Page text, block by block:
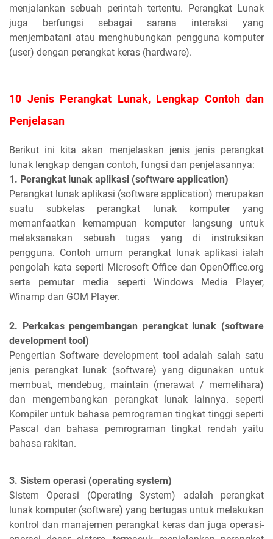
menjalankan sebuah perintah tertentu. Perangkat Lunak
juga berfungsi sebagai sarana interaksi yang
menjembatani atau menghubungkan pengguna komputer
(user) dengan perangkat keras (hardware).
10 Jenis Perangkat Lunak, Lengkap Contoh dan
Penjelasan
Berikut ini kita akan menjelaskan jenis jenis perangkat
lunak lengkap dengan contoh, fungsi dan penjelasannya:
1. Perangkat lunak aplikasi (software application)
Perangkat lunak aplikasi (software application) merupakan
suatu subkelas perangkat lunak komputer yang
memanfaatkan kemampuan komputer langsung untuk
melaksanakan sebuah tugas yang di instruksikan
pengguna. Contoh umum perangkat lunak aplikasi ialah
pengolah kata seperti Microsoft Office dan OpenOffice.org
serta pemutar media seperti Windows Media Player,
Winamp dan GOM Player.
2. Perkakas pengembangan perangkat lunak (software
development tool)
Pengertian Software development tool adalah salah satu
jenis perangkat lunak (software) yang digunakan untuk
membuat, mendebug, maintain (merawat / memelihara)
dan mengembangkan perangkat lunak lainnya. seperti
Kompiler untuk bahasa pemrograman tingkat tinggi seperti
Pascal dan bahasa pemrograman tingkat rendah yaitu
bahasa rakitan.
3. Sistem operasi (operating system)
Sistem Operasi (Operating System) adalah perangkat
lunak komputer (software) yang bertugas untuk melakukan
kontrol dan manajemen perangkat keras dan juga operasi-